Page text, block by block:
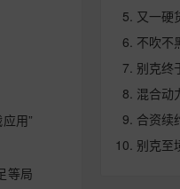
用”
等局
又一硬
别克终